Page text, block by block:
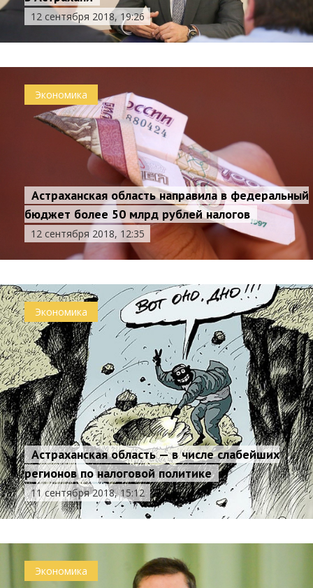
12 сентября 2018, 19:26
Экономика
Астраханская область направила в федеральный
бюджет более 50 млрд рублей налогов
12 сентября 2018, 12:35
Экономика
Астраханская область — в числе слабейших
регионов по налоговой политике
11 сентября 2018, 15:12
Экономика